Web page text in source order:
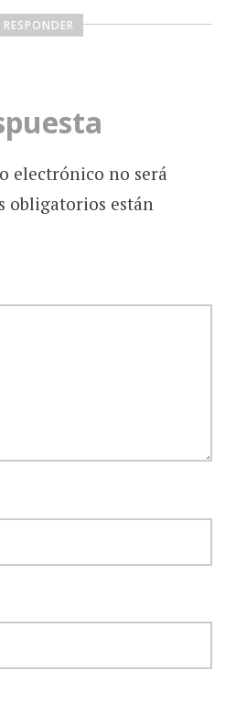
RESPONDER
electrónico no será
obligatorios están